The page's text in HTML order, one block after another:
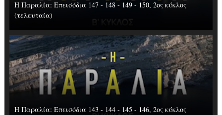
Η Παραλία: Επεισόδια 147 - 148 - 149 - 150, 2ος κύκλος
(τελευταία)
Η Παραλία: Επεισόδια 143 - 144 - 145 - 146, 2ος κύκλος